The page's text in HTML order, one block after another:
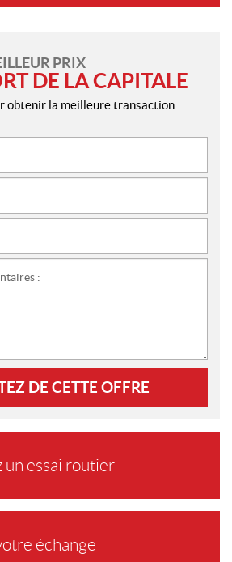
PRIX
DE LA CAPITALE
obtenir la meilleure transaction.
:
DE CETTE OFFRE
un essai routier
échange